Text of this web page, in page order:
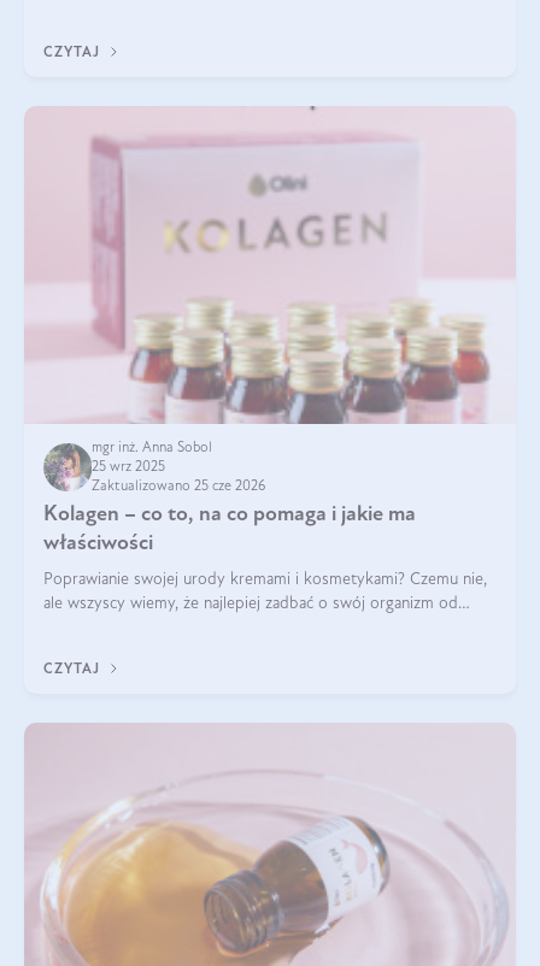
CZYTAJ
mgr inż. Anna Sobol
25 wrz 2025
Zaktualizowano 25 cze 2026
Kolagen – co to, na co pomaga i jakie ma
właściwości
Poprawianie swojej urody kremami i kosmetykami? Czemu nie,
ale wszyscy wiemy, że najlepiej zadbać o swój organizm od
wysokiej jakości suplem
CZYTAJ